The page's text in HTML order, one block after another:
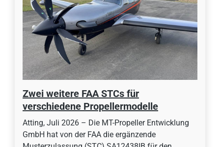
Zwei weitere FAA STCs für
verschiedene Propellermodelle
Atting, Juli 2026 – Die MT-Propeller Entwicklung
GmbH hat von der FAA die ergänzende